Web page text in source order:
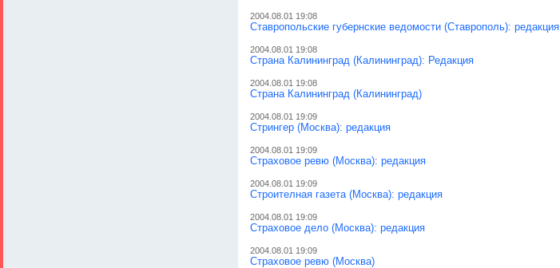
2004.08.01 19:08
Ставропольские губернские ведомости (Ставрополь): редакция
2004.08.01 19:08
Страна Калининград (Калининград): Редакция
2004.08.01 19:08
Страна Калининград (Калининград)
2004.08.01 19:09
Стрингер (Москва): редакция
2004.08.01 19:09
Страховое ревю (Москва): редакция
2004.08.01 19:09
Строителная газета (Москва): редакция
2004.08.01 19:09
Страховое дело (Москва): редакция
2004.08.01 19:09
Страховое ревю (Москва)